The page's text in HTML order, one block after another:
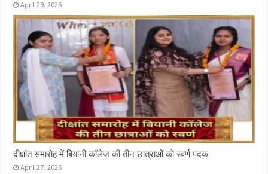
April 29, 2026
दीक्षांत समारोह में बियानी कॉलेज की तीन छात्राओं को स्वर्ण पदक
April 27, 2026